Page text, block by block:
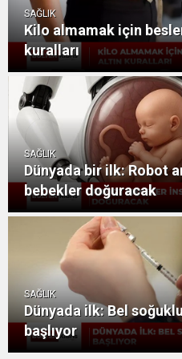
SAĞLIK
Kilo almamak için
kuralları
SAĞLIK
Dünyada bir ilk: Robot
bebekler doğuracak
SAĞLIK
Dünyada ilk: Bel
başlıyor